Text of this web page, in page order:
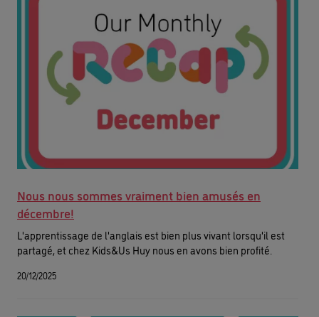
Nous nous sommes vraiment bien amusés en
décembre!
L'apprentissage de l'anglais est bien plus vivant lorsqu'il est
partagé, et chez Kids&Us Huy nous en avons bien profité.
20/12/2025